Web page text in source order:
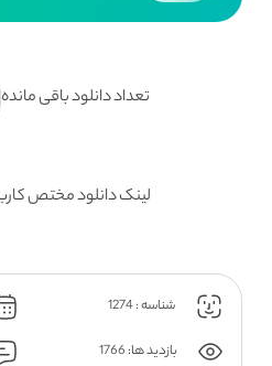
تعداد دانلود باقی مانده
لینک دانلود مختص
شناسه : 1274
بازدید ها: 1766